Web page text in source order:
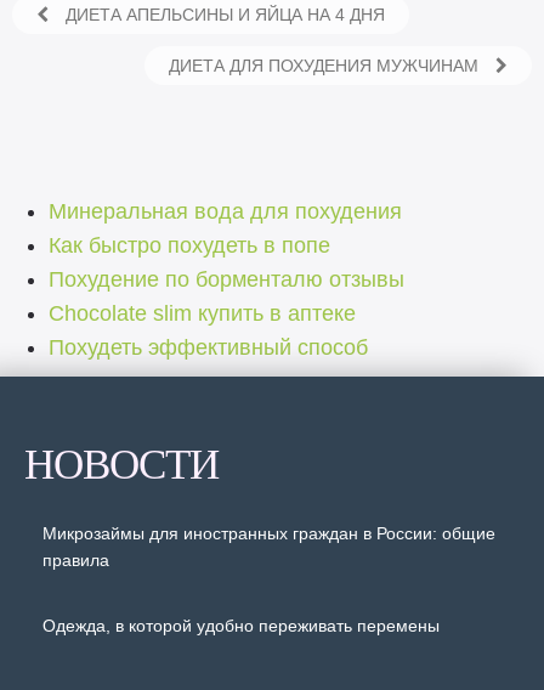
ДИЕТА АПЕЛЬСИНЫ И ЯЙЦА НА 4 ДНЯ
ДИЕТА ДЛЯ ПОХУДЕНИЯ МУЖЧИНАМ
Минеральная вода для похудения
Как быстро похудеть в попе
Похудение по борменталю отзывы
Chocolate slim купить в аптеке
Похудеть эффективный способ
НОВОСТИ
Микрозаймы для иностранных граждан в России: общие
правила
Одежда, в которой удобно переживать перемены